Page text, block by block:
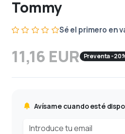
Tommy
Sé el primero en
11,16 EUR Preventa -
Avísame cuando esté